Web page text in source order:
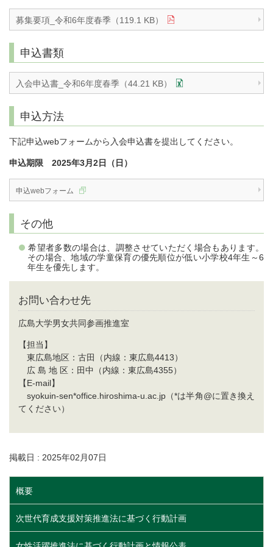
募集要項_令和6年度春季（119.1 KB）
申込書類
入会申込書_令和6年度春季（44.21 KB）
申込方法
下記申込webフォームから入会申込書を提出してください。
申込期限 2025年3月2日（日）
申込webフォーム
その他
希望者多数の場合は、調整させていただく場合もあります。
その場合、地域の学童保育の優先順位が低い小学校4年生～6
年生を優先します。
お問い合わせ先
広島大学男女共同参画推進室
【担当】
東広島地区：古田（内線：東広島4413）
広 島 地 区：田中（内線：東広島4355）
【E-mail】
syokuin-sen*office.hiroshima-u.ac.jp（*は半角@に置き換え
てください）
掲載日 : 2025年02月07日
概要
次世代育成支援対策推進法に基づく行動計画